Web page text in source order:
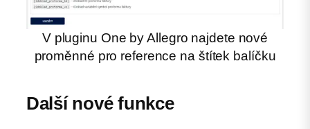
V pluginu One by Allegro najdete nové
proměnné pro reference na štítek balíčku
Další nové funkce